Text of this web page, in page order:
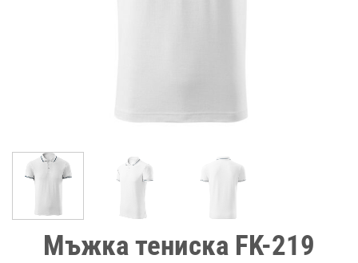
Мъжка тениска FK-219